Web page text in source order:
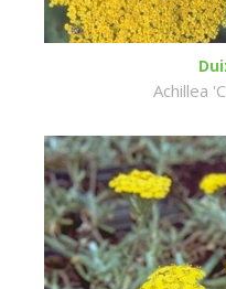
Achillea